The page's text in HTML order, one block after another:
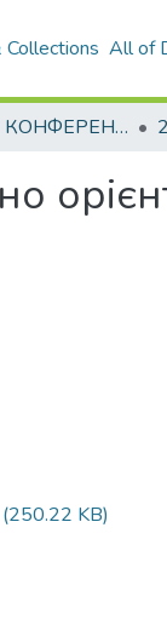
Collections All of
МАТЕРІАЛИ КОНФЕРЕНЦІЙ
(250.22 KB)